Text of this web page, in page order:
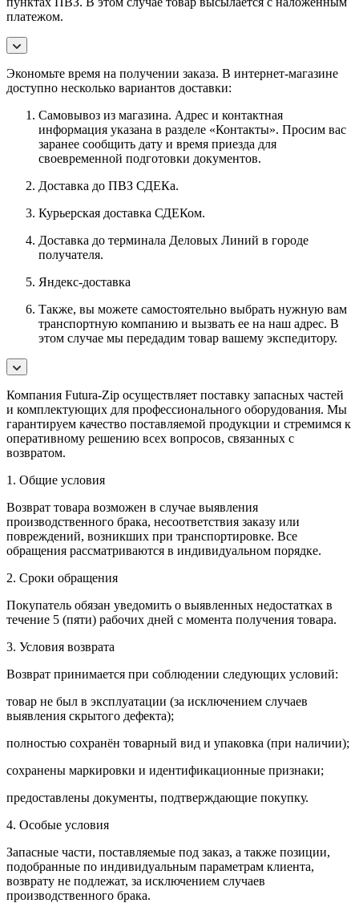
платежом.
Экономьте время на получении заказа. В интернет-магазине
доступно несколько вариантов доставки:
Самовывоз из магазина. Адрес и контактная
информация указана в разделе «Контакты». Просим вас
заранее сообщить дату и время приезда для
своевременной подготовки документов.
Доставка до ПВЗ СДЕКа.
Курьерская доставка СДЕКом.
Доставка до терминала Деловых Линий в городе
получателя.
Яндекс-доставка
Также, вы можете самостоятельно выбрать нужную вам
транспортную компанию и вызвать ее на наш адрес. В
этом случае мы передадим товар вашему экспедитору.
Компания Futura-Zip осуществляет поставку запасных частей
и комплектующих для профессионального оборудования. Мы
гарантируем качество поставляемой продукции и стремимся к
оперативному решению всех вопросов, связанных с
возвратом.
1. Общие условия
Возврат товара возможен в случае выявления
производственного брака, несоответствия заказу или
повреждений, возникших при транспортировке. Все
обращения рассматриваются в индивидуальном порядке.
2. Сроки обращения
Покупатель обязан уведомить о выявленных недостатках в
течение 5 (пяти) рабочих дней с момента получения товара.
3. Условия возврата
Возврат принимается при соблюдении следующих условий:
товар не был в эксплуатации (за исключением случаев
выявления скрытого дефекта);
полностью сохранён товарный вид и упаковка (при наличии);
сохранены маркировки и идентификационные признаки;
предоставлены документы, подтверждающие покупку.
4. Особые условия
Запасные части, поставляемые под заказ, а также позиции,
подобранные по индивидуальным параметрам клиента,
возврату не подлежат, за исключением случаев
производственного брака.